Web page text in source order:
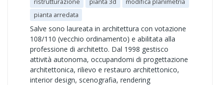
pianta arredata
Salve sono laureata in architettura con votazione
108/110 (vecchio ordinamento) e abilitata alla
professione di architetto. Dal 1998 gestisco
attività autonoma, occupandomi di progettazione
architettonica, rilievo e restauro architettonico,
interior design, scenografia, rendering